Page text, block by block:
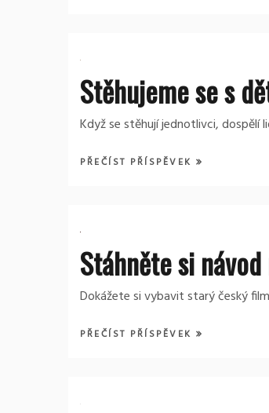
Stěhujeme se s
Když se stěhují jednotlivci, dospělí
PŘEČÍST PŘÍSPĚVEK
Stáhněte si
Dokážete si vybavit starý český
PŘEČÍST PŘÍSPĚVEK